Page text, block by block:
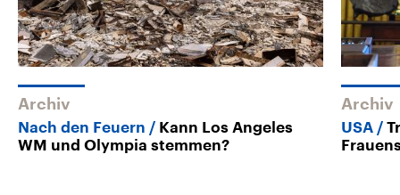
Archiv
Nach den Feuern
Kann Los Angeles
WM und Olympia stemmen?
Archiv
USA